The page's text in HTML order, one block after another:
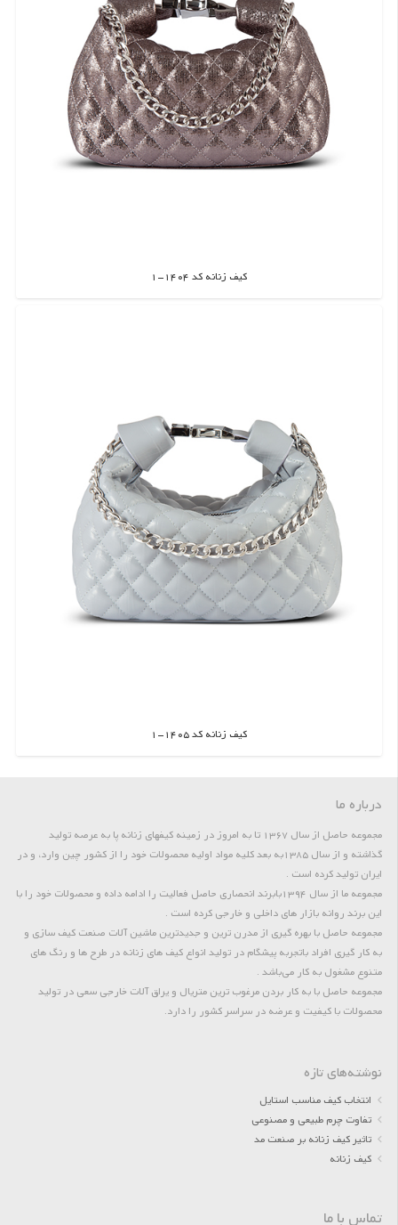
کیف زنانه کد 1404-1
اطلاعات بیشتر
کیف زنانه کد 1405-1
اطلاعات بیشتر
درباره ما
مجموعه حاصل از سال 1367 تا به امروز در زمینه کیفهای زنانه پا به عرصه تولید
گذاشته و از سال 1385به بعد کلیه مواد اولیه محصولات خود را از کشور چین وارد، و در
ایران تولید کرده است .
مجموعه ما از سال 1394بابرند انحصاری حاصل فعالیت را ادامه داده و محصولات خود را با
این برند روانه بازار های داخلی و خارجی کرده است .
مجموعه حاصل با بهره گیری از مدرن ترین و جدیدترین ماشین آلات صنعت کیف سازی و
به کار گیری افراد باتجربه پیشگام در تولید انواع کیف های زنانه در طرح ها و رنگ های
متنوع مشغول به کار می‌باشد .
مجموعه حاصل با به کار بردن مرغوب ترین متریال و یراق آلات خارجی سعی در تولید
محصولات با کیفیت و عرضه در سراسر کشور را دارد.
نوشته‌های تازه
انتخاب کیف مناسب استایل
تفاوت چرم طبیعی و مصنوعی
تاثیر کیف زنانه بر صنعت مد
کیف زنانه
تماس با ما